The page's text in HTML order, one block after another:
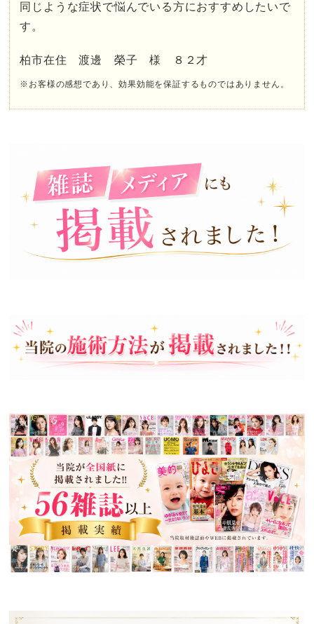
同じような症状で悩んでいる方におすすめしたいで
す。
柏市在住 渡邊 榮子 様 ８２才
※お客様の感想であり、効果効能を保証するものではありません。